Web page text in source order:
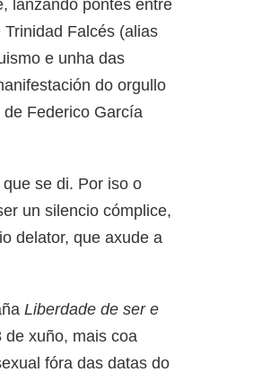
lanzando pontes entre
Falcés (alias
e unha das
do orgullo
Federico García
se di. Por iso o
un silencio cómplice,
delator, que axude a
Liberdade de ser e
de xuño, mais coa
fóra das datas do